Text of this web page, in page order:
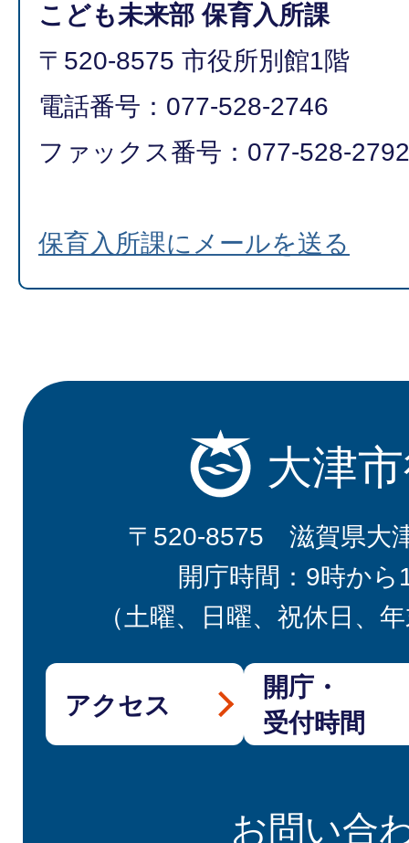
こども未来部 保育入所課
〒520-8575 市役所別館1階
電話番号：077-528-2746
ファックス番号：077-528-2792​​​​​​​
保育入所課にメールを送る
大津
〒520-8575 滋賀県大
開庁時間：9時から
（土曜、日曜、祝休日、
アクセス
開庁・
受付時間
お問い合